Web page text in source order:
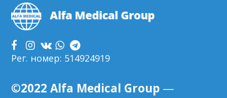
Footer
Рег. номер: 514924919
©2022 Alfa Medical Group —